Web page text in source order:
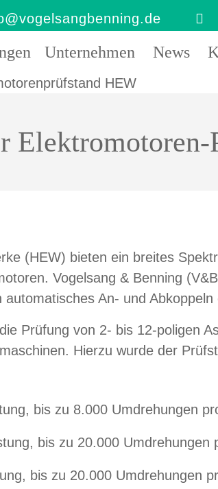

Unternehmen News
(HEW) bieten ein breites
Vogelsang & Benning
An- und
Prüfung von 2- bis 12-poligen
Hierzu wurde der
bis zu 8.000 Umdrehungen
bis zu 20.000 Umdrehungen
bis zu 20.000 Umdrehungen